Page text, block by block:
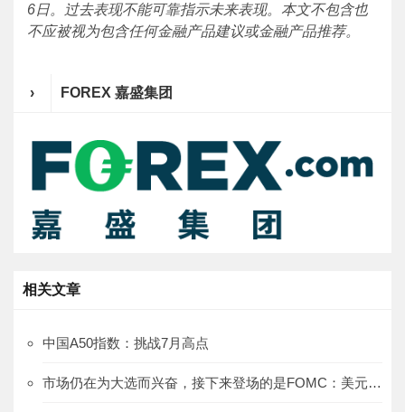
6日。过去表现不能可靠指示未来表现。本文不包含也
不应被视为包含任何金融产品建议或金融产品推荐。
› FOREX 嘉盛集团
相关文章
中国A50指数：挑战7月高点
市场仍在为大选而兴奋，接下来登场的是FOMC：美元/日元、澳元/日元、欧元/日元